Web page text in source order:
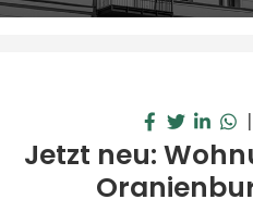
|
Jetzt neu: